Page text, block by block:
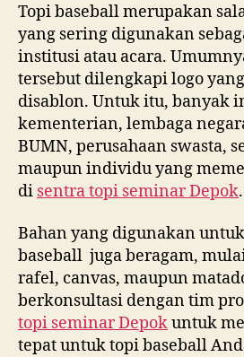
Topi baseball merupakan
yang sering digunakan
institusi atau acara.
tersebut dilengkapi logo
disablon. Untuk itu, banyak
kementerian, lembaga
BUMN, perusahaan swasta,
maupun individu yang
di sentra topi seminar Depok.
Bahan yang digunakan
baseball juga beragam,
rafel, canvas, maupun
berkonsultasi dengan tim
topi seminar Depokuntuk
tepat untuk topi baseball